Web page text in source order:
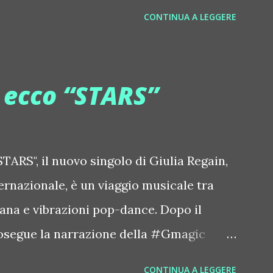
metroarea Deian ::
Dixon ::
CONTINUA A LEGGERE
“STARS”
il nuovo singolo di Giulia Regain,
è un viaggio musicale tra
e vibrazioni pop-dance. Dopo il
la narrazione della #Gmagic
CONTINUA A LEGGERE